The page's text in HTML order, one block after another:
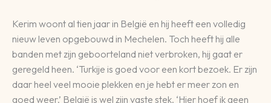
Kerim woont al tien jaar in België en hij heeft een volledig
nieuw leven opgebouwd in Mechelen. Toch heeft hij alle
banden met zijn geboorteland niet verbroken, hij gaat er
geregeld heen. ‘Turkije is goed voor een kort bezoek. Er zijn
daar heel veel mooie plekken en je hebt er meer zon en
goed weer.’ België is wel zijn vaste stek. ‘Hier hoef ik geen